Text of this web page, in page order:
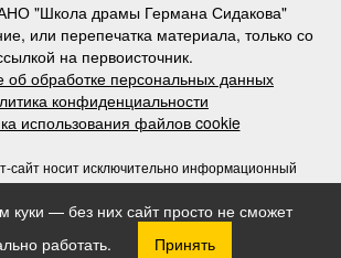
"Школа драмы Германа Сидакова"
или перепечатка материала, только со
на первоисточник.
об обработке персональных данных
конфиденциальности
использования файлов cookie
сайт носит исключительно информационный
на нем не является публичной офертой,
статьи 437 (2) Гражданского кодекса
куки — без них сайт просто не сможет
работать.
Принять